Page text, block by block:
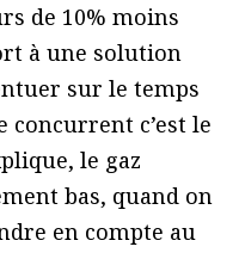
de 10% moins
à une solution
sur le temps
c’est le
le gaz
bas, quand on
en compte au